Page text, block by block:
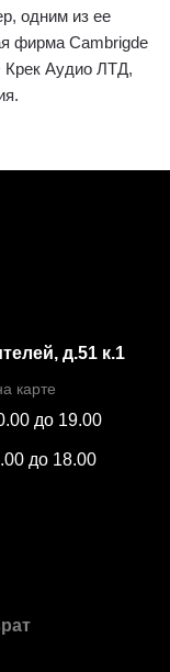
одним из ее
фирма Cambrigde
Крек Аудио ЛТД,
д.51 к.1
карте
до 19.00
до 18.00